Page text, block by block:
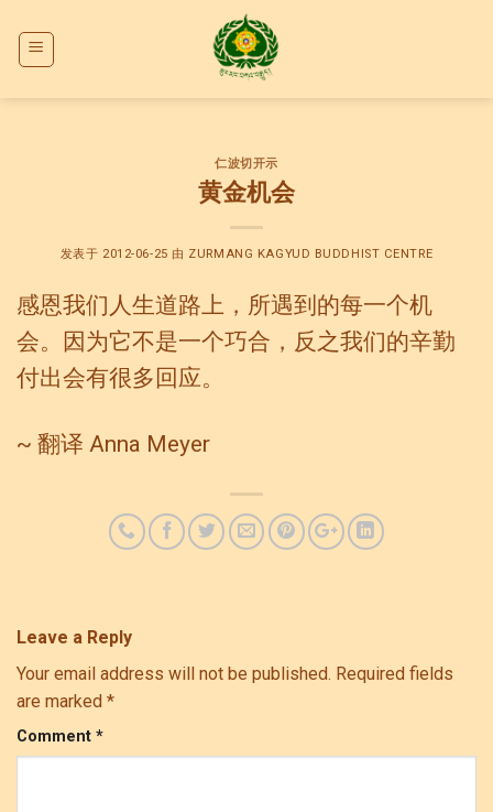
content
仁波切开示
黄金机会
发表于 2012-06-25 由 ZURMANG KAGYUD BUDDHIST CENTRE
感恩我们人生道路上，所遇到的每一个机
会。因为它不是一个巧合，反之我们的辛勤
付出会有很多回应。
~ 翻译 Anna Meyer
Leave a Reply
Your email address will not be published. Required fields
are marked *
Comment *